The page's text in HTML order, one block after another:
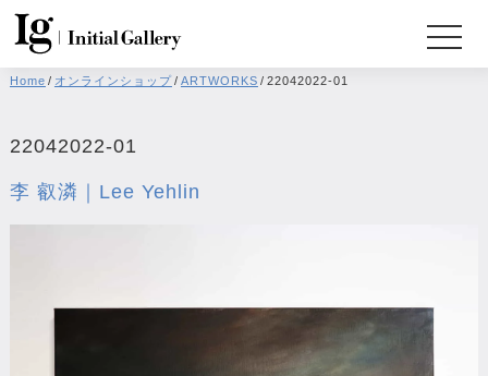
Home / オンラインショップ/ ARTWORKS / 22042022-01
22042022-01
李 叡潾｜Lee Yehlin